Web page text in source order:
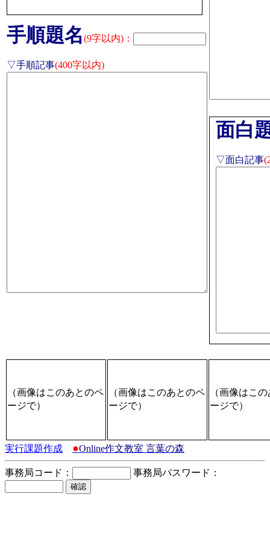
手順題名 (9字以内)：
▽手順記事(400字以内)
面白
▽面白記事
（画像はこのあとのペ
ージで）
（画像はこのあとのペ
ージで）
（画像はこ
ージで）
実行課題作成 ●Online作文教室 言葉の森
事務局コード： 事務局パスワード：